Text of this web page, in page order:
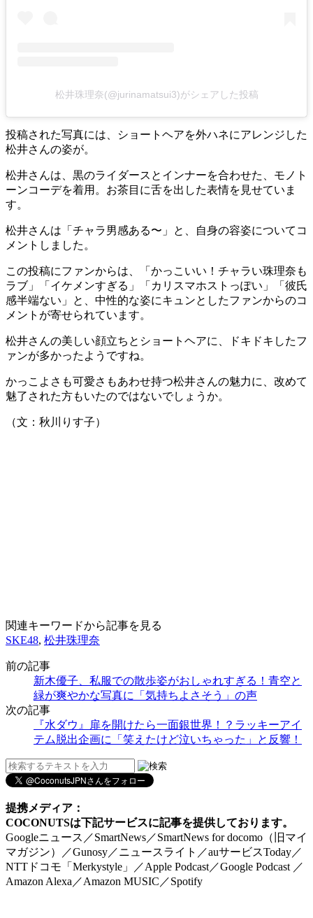
松井珠理奈(@jurinamatsui3)がシェアした投稿
投稿された写真には、ショートヘアを外ハネにアレンジした
松井さんの姿が。
松井さんは、黒のライダースとインナーを合わせた、モノト
ーンコーデを着用。お茶目に舌を出した表情を見せていま
す。
松井さんは「チャラ男感ある〜」と、自身の容姿についてコ
メントしました。
この投稿にファンからは、「かっこいい！チャラい珠理奈も
ラブ」「イケメンすぎる」「カリスマホストっぽい」「彼氏
感半端ない」と、中性的な姿にキュンとしたファンからのコ
メントが寄せられています。
松井さんの美しい顔立ちとショートヘアに、ドキドキしたフ
ァンが多かったようですね。
かっこよさも可愛さもあわせ持つ松井さんの魅力に、改めて
魅了された方もいたのではないでしょうか。
（文：秋川りす子）
関連キーワードから記事を見る
SKE48, 松井珠理奈
前の記事
新木優子、私服での散歩姿がおしゃれすぎる！青空と
緑が爽やかな写真に「気持ちよさそう」の声
次の記事
『水ダウ』扉を開けたら一面銀世界！？ラッキーアイ
テム脱出企画に「笑えたけど泣いちゃった」と反響！
提携メディア：
COCONUTSは下記サービスに記事を提供しております。
Googleニュース／SmartNews／SmartNews for docomo（旧マイ
マガジン）／Gunosy／ニュースライト／auサービスToday／
NTTドコモ「Merkystyle」／Apple Podcast／Google Podcast ／
Amazon Alexa／Amazon MUSIC／Spotify